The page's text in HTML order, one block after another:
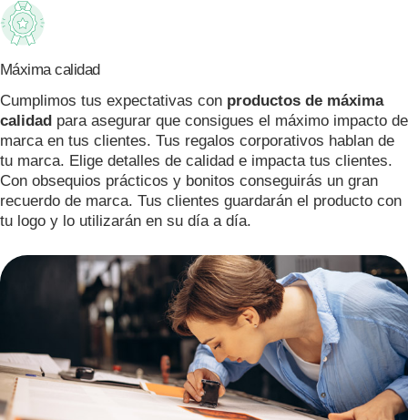
Máxima calidad
Cumplimos tus expectativas con productos de máxima
calidad para asegurar que consigues el máximo impacto de
marca en tus clientes. Tus regalos corporativos hablan de
tu marca. Elige detalles de calidad e impacta tus clientes.
Con obsequios prácticos y bonitos conseguirás un gran
recuerdo de marca. Tus clientes guardarán el producto con
tu logo y lo utilizarán en su día a día.